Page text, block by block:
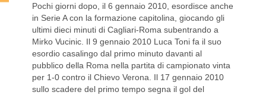
Pochi giorni dopo, il 6 gennaio 2010, esordisce anche
in Serie A con la formazione capitolina, giocando gli
ultimi dieci minuti di Cagliari-Roma subentrando a
Mirko Vucinic. Il 9 gennaio 2010 Luca Toni fa il suo
esordio casalingo dal primo minuto davanti al
pubblico della Roma nella partita di campionato vinta
per 1-0 contro il Chievo Verona. Il 17 gennaio 2010
sullo scadere del primo tempo segna il gol del